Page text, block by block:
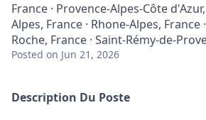
France · Provence-Alpes-Côte
Alpes, France · Rhone-Alpes, France
Roche, France · Saint-Rémy-de-
Posted on Jun 21, 2026
Description Du Poste